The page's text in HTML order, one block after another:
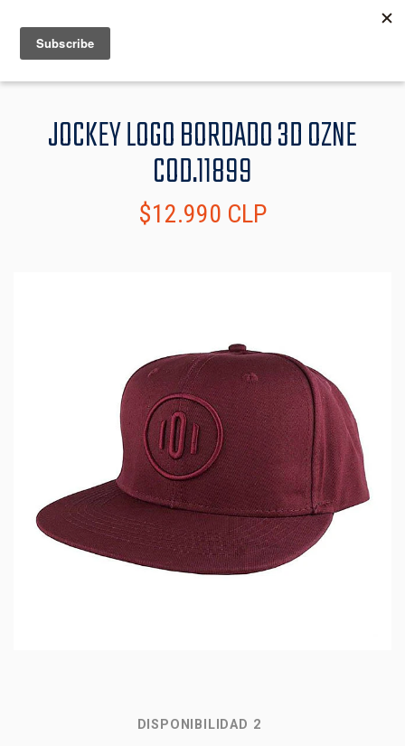
MENU
JOCKEY LOGO BORDADO 3D OZNE
COD.11899
$12.990 CLP
DISPONIBILIDAD 2